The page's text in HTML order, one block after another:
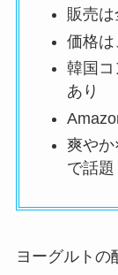
販売
価格は
韓国コ
あり
爽や
で話題
ヨーグルトの